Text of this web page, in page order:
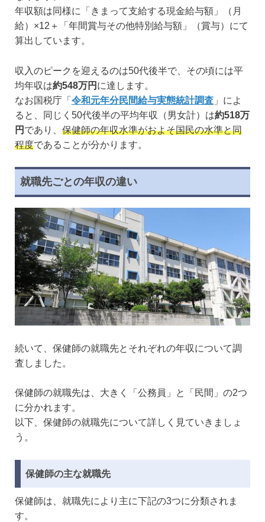
年収額は同様に「きまって支給する現金給与額」（月
給）×12＋「年間賞与その他特別給与額」（賞与）にて
算出しています。
収入のピークを迎えるのは50代後半で、その頃には平
均年収は約548万円 に達します。
なお国税庁「 令和元年分民間給与実態統計調査 」によ
ると、同じく50代後半の平均年収（男女計）は約518万
円 であり、 保健師の年収水準がおよそ国民の水準と同
程度であることが分かります。
就職先ごとの年収の違い
続いて、保健師の就職先とそれぞれの年収について調
査しました。
保健師の就職先は、大きく「公務員」と「民間」の2つ
に分かれます。
以下、保健師の就職先について詳しく見ていきましょ
う。
保健師の主な就職先
保健師は、就職先により主に下記の3つに分類されま
す。